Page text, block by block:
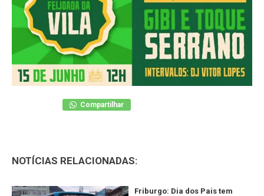
Compartilhar
NOTÍCIAS RELACIONADAS:
Friburgo: Dia dos Pais tem